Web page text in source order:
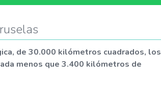
de 30.000 kilómetros cuadrados, los
menos que 3.400 kilómetros de